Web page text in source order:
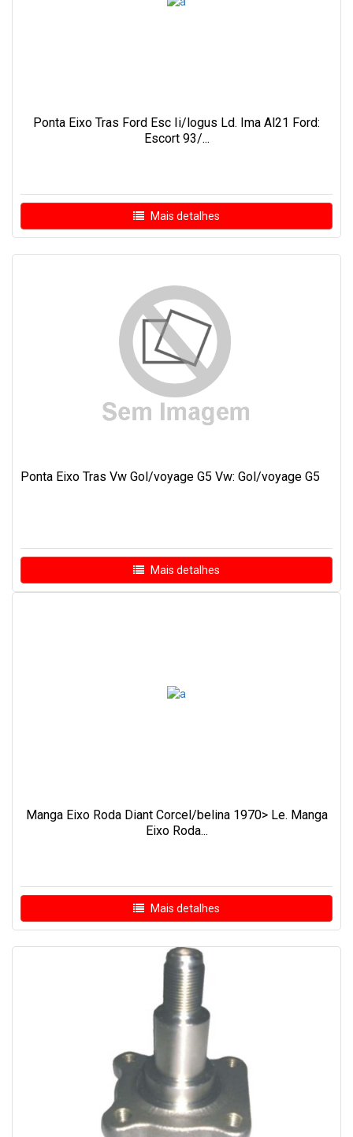
Ponta Eixo Tras Ford Esc Ii/logus Ld. Ima Al21 Ford:
Escort 93/...
Mais detalhes
Ponta Eixo Tras Vw Gol/voyage G5 Vw: Gol/voyage G5
Mais detalhes
Manga Eixo Roda Diant Corcel/belina 1970> Le. Manga
Eixo Roda...
Mais detalhes